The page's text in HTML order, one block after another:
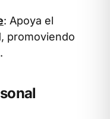
: Apoya el
promoviendo